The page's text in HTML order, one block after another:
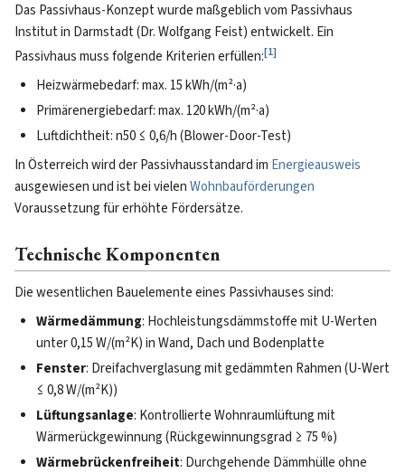
Das Passivhaus-Konzept wurde maßgeblich vom Passivhaus
Institut in Darmstadt (Dr. Wolfgang Feist) entwickelt. Ein
Passivhaus muss folgende Kriterien erfüllen:[1]
Heizwärmebedarf: max. 15 kWh/(m²·a)
Primärenergiebedarf: max. 120 kWh/(m²·a)
Luftdichtheit: n50 ≤ 0,6/h (Blower-Door-Test)
In Österreich wird der Passivhausstandard im Energieausweis
ausgewiesen und ist bei vielenWohnbauförderungen
Voraussetzung für erhöhte Fördersätze.
Technische Komponenten
Die wesentlichen Bauelemente eines Passivhauses sind:
Wärmedämmung: Hochleistungsdämmstoffe mit U-Werten
unter 0,15 W/(m²K) in Wand, Dach und Bodenplatte
Fenster: Dreifachverglasung mit gedämmten Rahmen (U-Wert
≤ 0,8 W/(m²K))
Lüftungsanlage: Kontrollierte Wohnraumlüftung mit
Wärmerückgewinnung (Rückgewinnungsgrad ≥ 75 %)
Wärmebrückenfreiheit: Durchgehende Dämmhülle ohne